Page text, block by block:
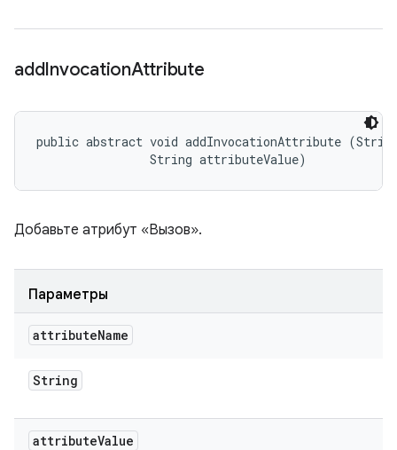
addInvocationAttribute
public abstract void addInvocationAttribute
                String attributeValue)
Добавьте атрибут «Вызов».
Параметры
attributeName
String
attributeValue